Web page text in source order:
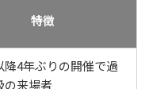
特徴
降4年ぶりの開催で過
の来場者